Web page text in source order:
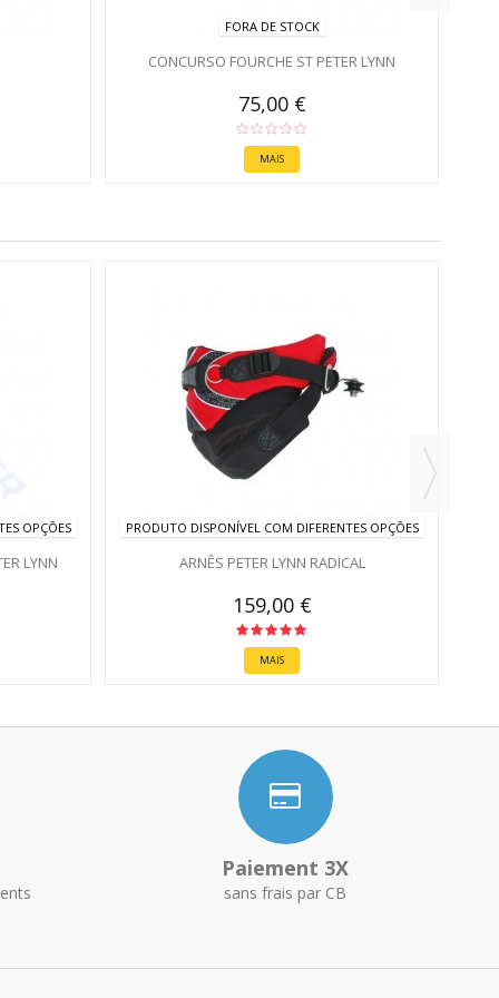
FORA DE STOCK
CONCURSO FOURCHE ST PETER LYNN
75,00 €
MAIS
OPÇÕES
LYNN
PRODUTO DISPONÍVEL COM DIFERENTES OPÇÕES
ARNÊS PETER LYNN RADICAL
159,00 €
MAIS
Paiement 3X
sans frais par CB